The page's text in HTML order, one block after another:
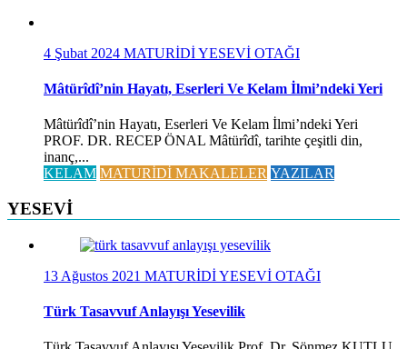
4 Şubat 2024 MATURİDİ YESEVİ OTAĞI
Mâtürîdî’nin Hayatı, Eserleri Ve Kelam İlmi’ndeki Yeri
Mâtürîdî’nin Hayatı, Eserleri Ve Kelam İlmi’ndeki Yeri
PROF. DR. RECEP ÖNAL Mâtürîdî, tarihte çeşitli din,
inanç,...
KELAM MATURİDİ MAKALELER YAZILAR
YESEVİ
13 Ağustos 2021 MATURİDİ YESEVİ OTAĞI
Türk Tasavvuf Anlayışı Yesevilik